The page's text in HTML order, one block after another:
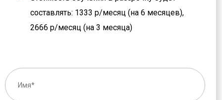
составлять: 1333 р/месяц (на 6 месяцев),
2666 р/месяц (на 3 месяца)